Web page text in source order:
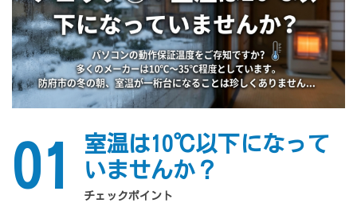
01
室温は10℃以下になって
いませんか？
チェックポイント